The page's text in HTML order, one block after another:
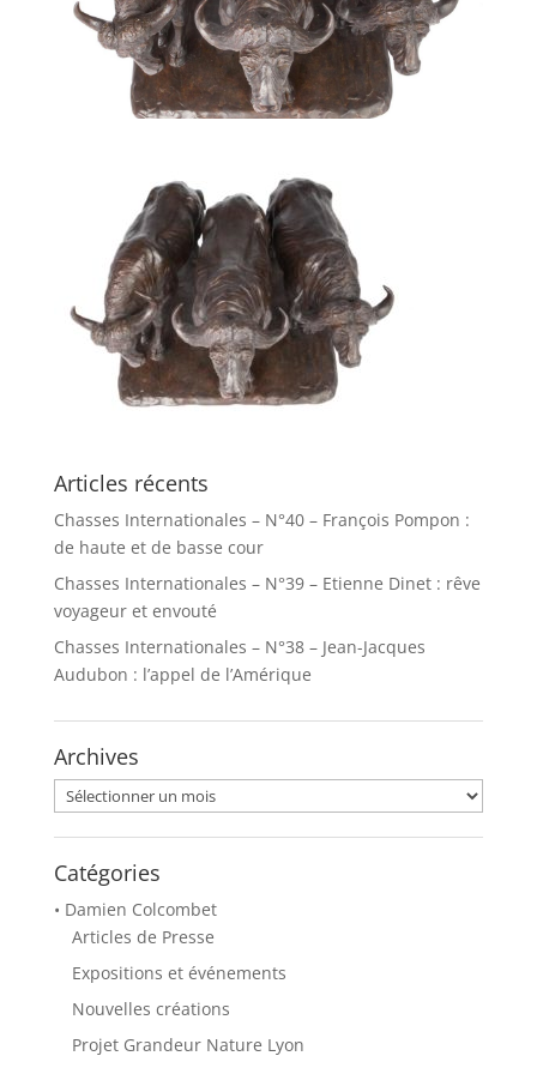
Articles récents
Chasses Internationales – N°40 – François Pompon :
de haute et de basse cour
Chasses Internationales – N°39 – Etienne Dinet : rêve
voyageur et envouté
Chasses Internationales – N°38 – Jean-Jacques
Audubon : l’appel de l’Amérique
Archives
Archives
Catégories
• Damien Colcombet
Articles de Presse
Expositions et événements
Nouvelles créations
Projet Grandeur Nature Lyon